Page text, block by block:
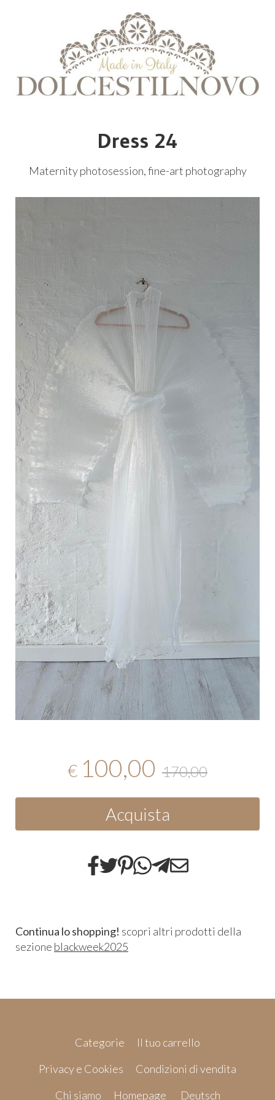
Dress 24
Maternity photosession, fine-art photography
€ 100,00 170,00
Acquista
Continua lo shopping! scopri altri prodotti della
sezione blackweek2025
Categorie
Il tuo carrello
Privacy e Cookies
Condizioni di vendita
Chi siamo
Homepage Deutsch